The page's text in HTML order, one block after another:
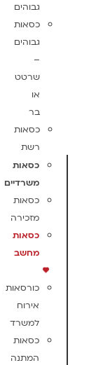
גבוהים
כסאות
גבוהים
–
שרטט
או
בר
כסאות
רשת
כסאות
משרדיים
כסאות
מזכירה
כסאות
מחשב
כורסאות
אירוח
למשרד
כסאות
המתנה